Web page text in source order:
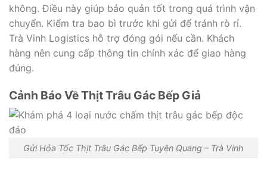
không. Điều này giúp bảo quản tốt trong quá trình vận
chuyển. Kiểm tra bao bì trước khi gửi để tránh rò rỉ.
Trà Vinh Logistics hỗ trợ đóng gói nếu cần. Khách
hàng nên cung cấp thông tin chính xác để giao hàng
đúng.
Cảnh Báo Về Thịt Trâu Gác Bếp Giả
Gửi Hỏa Tốc Thịt Trâu Gác Bếp Tuyên Quang – Trà Vinh